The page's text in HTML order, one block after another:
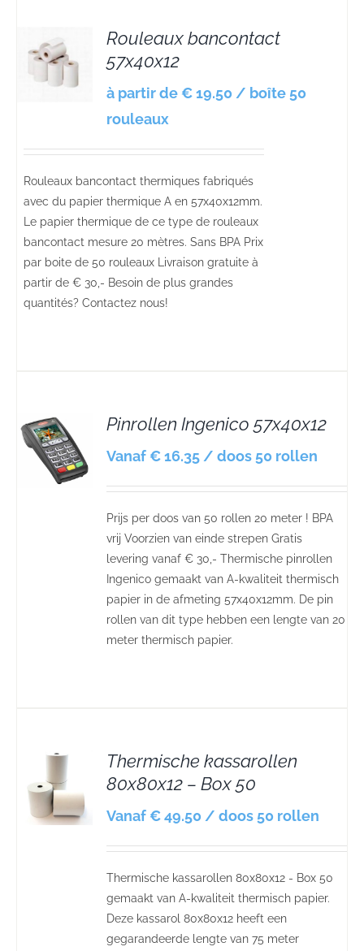
Rouleaux bancontact
57x40x12
à partir de € 19.50 / boîte 50
rouleaux
Rouleaux bancontact thermiques fabriqués
avec du papier thermique A en 57x40x12mm.
Le papier thermique de ce type de rouleaux
bancontact mesure 20 mètres. Sans BPA Prix
par boite de 50 rouleaux Livraison gratuite à
partir de € 30,- Besoin de plus grandes
quantités? Contactez nous!
Pinrollen Ingenico 57x40x12
Vanaf € 16.35 / doos 50 rollen
Prijs per doos van 50 rollen 20 meter ! BPA
vrij Voorzien van einde strepen Gratis
levering vanaf € 30,- Thermische pinrollen
Ingenico gemaakt van A-kwaliteit thermisch
papier in de afmeting 57x40x12mm. De pin
rollen van dit type hebben een lengte van 20
meter thermisch papier.
Thermische kassarollen
80x80x12 – Box 50
Vanaf € 49.50 / doos 50 rollen
Thermische kassarollen 80x80x12 - Box 50
gemaakt van A-kwaliteit thermisch papier.
Deze kassarol 80x80x12 heeft een
gegarandeerde lengte van 75 meter